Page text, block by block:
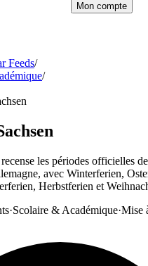
Mon compte
Feeds/
/
les périodes officielles
avec Winterferien,
Herbstferien et
·Scolaire & Académique·Mise